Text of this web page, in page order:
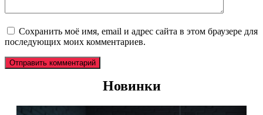
Сохранить моё имя, email и адрес сайта в этом браузере для
последующих моих комментариев.
Новинки